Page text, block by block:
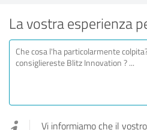
La vostra esperienza
Vi informiamo che il